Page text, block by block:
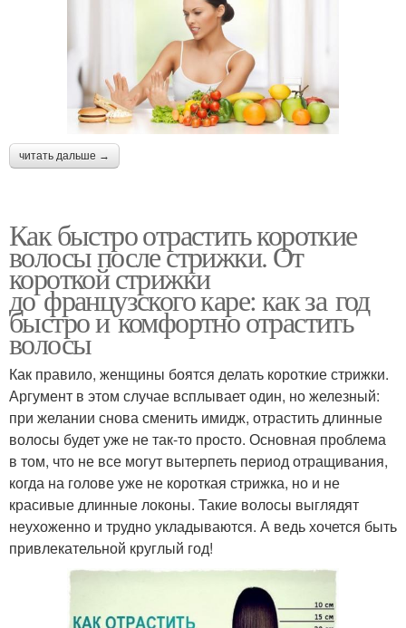
читать дальше →
Как быстро отрастить короткие
волосы после стрижки. От
короткой стрижки
до французского каре: как за год
быстро и комфортно отрастить
волосы
Как правило, женщины боятся делать короткие стрижки.
Аргумент в этом случае всплывает один, но железный:
при желании снова сменить имидж, отрастить длинные
волосы будет уже не так-то просто. Основная проблема
в том, что не все могут вытерпеть период отращивания,
когда на голове уже не короткая стрижка, но и не
красивые длинные локоны. Такие волосы выглядят
неухоженно и трудно укладываются. А ведь хочется быть
привлекательной круглый год!